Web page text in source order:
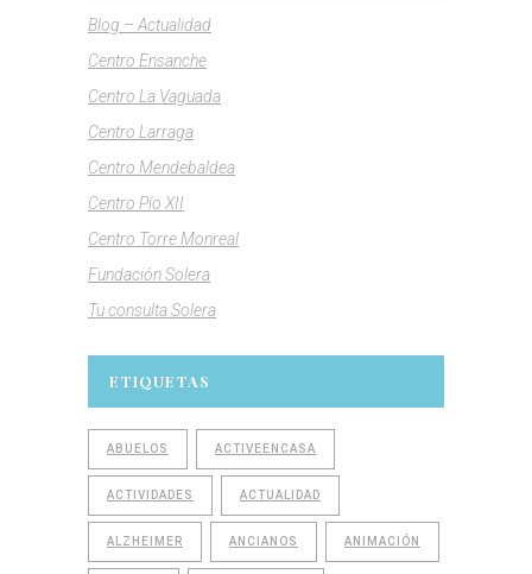
Blog – Actualidad
Centro Ensanche
Centro La Vaguada
Centro Larraga
Centro Mendebaldea
Centro Pío XII
Centro Torre Monreal
Fundación Solera
Tu consulta Solera
ETIQUETAS
ABUELOS ACTIVEENCASA
ACTIVIDADES ACTUALIDAD
ALZHEIMER ANCIANOS ANIMACIÓN